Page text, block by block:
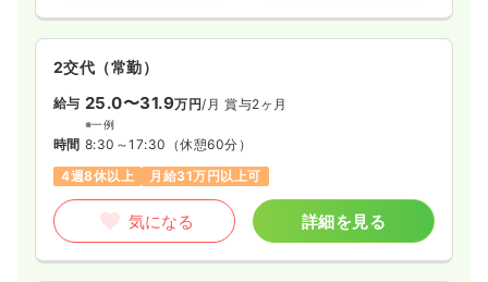
2交代（常勤）
給与 25.0〜31.9万円/月 賞与2ヶ月
※一例
時間 8:30～17:30 （休憩60分）
4週8休以上
月給31万円以上可
気になる 詳細を見る